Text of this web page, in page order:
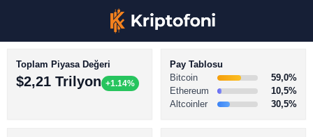
Toplam Piyasa Değeri
$2,21 Trilyon +1.14%
Pay Tablosu
Bitcoin
59,0%
Ethereum
10,5%
Altcoinler
30,5%